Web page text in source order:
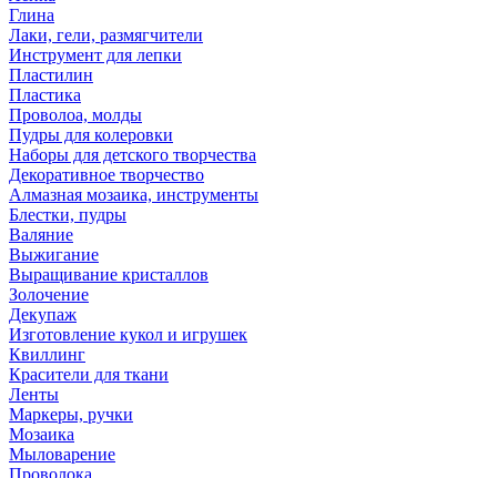
Глина
Лаки, гели, размягчители
Инструмент для лепки
Пластилин
Пластика
Проволоа, молды
Пудры для колеровки
Наборы для детского творчества
Декоративное творчество
Алмазная мозаика, инструменты
Блестки, пудры
Валяние
Выжигание
Выращивание кристаллов
Золочение
Декупаж
Изготовление кукол и игрушек
Квиллинг
Красители для ткани
Ленты
Маркеры, ручки
Мозаика
Мыловарение
Проволока